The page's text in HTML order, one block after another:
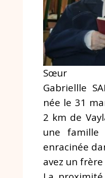
Sœur
Gabriellle
née le 31
2 km de
une famille
enracinée
avez un